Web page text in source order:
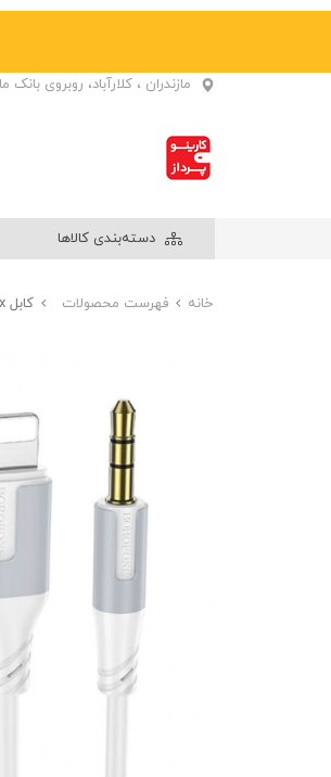
مازندران ، کلارآباد، روبروی
دسته‌بندی کالاها
خانه فهرست محصولات کابل Lightning To Aux بروفون (BOROFONE) مدل BL19